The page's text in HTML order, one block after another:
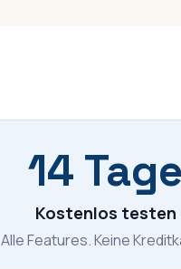
14 Tage
Kostenlos testen
Alle Features. Keine